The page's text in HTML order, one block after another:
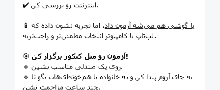
✔️ اینترنتت رو بررسی کن.
📱 با گوشی هم می‌شه آزمون داد، اما تجربه نشون داده که
لپ‌تاپ یا کامپیوتر انتخاب مطمئن‌تر و راحت‌تریه.
🎯
آزمون رو مثل کنکور برگزار کن!
🔹 روی یک صندلی مناسب بشین.
🔹 یه جای آروم پیدا کن و به خانواده یا هم‌خونه‌ای‌هات بگو تا
چند ساعت مزاحمت نشن.